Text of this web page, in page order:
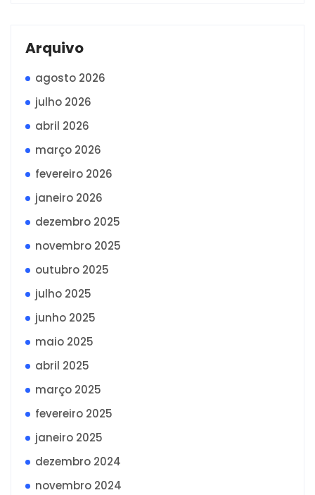
Arquivo
agosto 2026
julho 2026
abril 2026
março 2026
fevereiro 2026
janeiro 2026
dezembro 2025
novembro 2025
outubro 2025
julho 2025
junho 2025
maio 2025
abril 2025
março 2025
fevereiro 2025
janeiro 2025
dezembro 2024
novembro 2024